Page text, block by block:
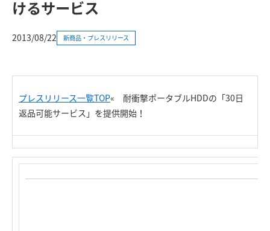
けるサービス
2013/08/22 新商品・プレスリリース
プレスリリース一覧TOP« 耐衝撃ポータブルHDDの「30日
返品可能サービス」を提供開始！